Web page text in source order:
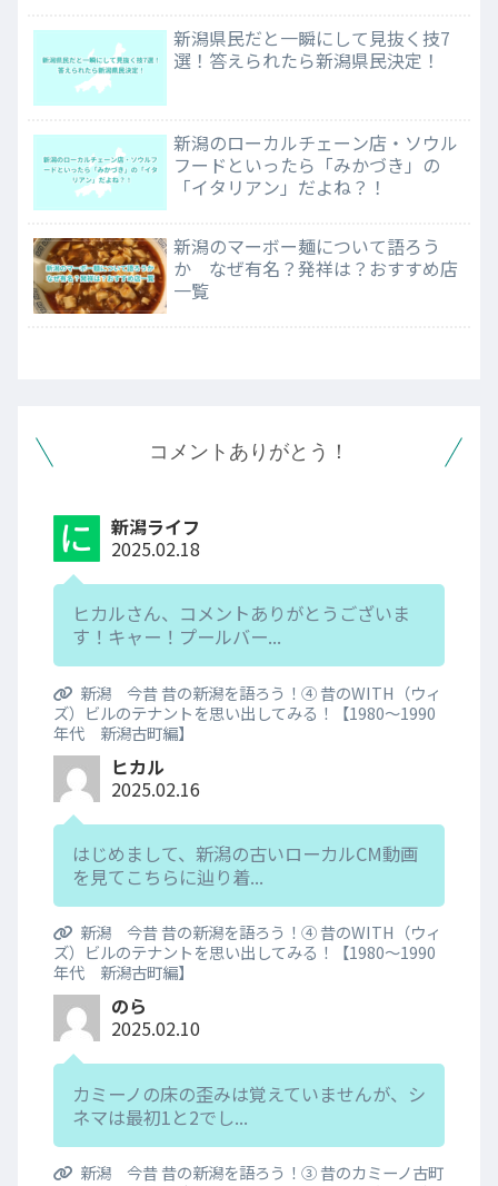
新潟県民だと一瞬にして見抜く技7
選！答えられたら新潟県民決定！
新潟のローカルチェーン店・ソウル
フードといったら「みかづき」の
「イタリアン」だよね？！
新潟のマーボー麺について語ろう
か なぜ有名？発祥は？おすすめ店
一覧
コメントありがとう！
新潟ライフ
2025.02.18
ヒカルさん、コメントありがとうございま
す！キャー！プールバー...
新潟 今昔 昔の新潟を語ろう！④ 昔のWITH（ウィ
ズ）ビルのテナントを思い出してみる！【1980～1990
年代 新潟古町編】
ヒカル
2025.02.16
はじめまして、新潟の古いローカルCM動画
を見てこちらに辿り着...
新潟 今昔 昔の新潟を語ろう！④ 昔のWITH（ウィ
ズ）ビルのテナントを思い出してみる！【1980～1990
年代 新潟古町編】
のら
2025.02.10
カミーノの床の歪みは覚えていませんが、シ
ネマは最初1と2でし...
新潟 今昔 昔の新潟を語ろう！③ 昔のカミーノ古町